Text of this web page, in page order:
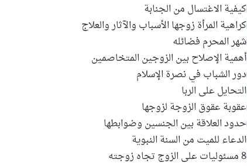
كيفية الاغتسال من الجنابة
كراهية المرأة زوجها الأسباب والآثار والعلاج
شهر المحرم فضائله
أهمية الإصلاح بين الزوجين المتخاصمين
دور الشباب في نصرة الإسلام
التحايل على الربا
عقوبة عقوق الزوجة لزوجها
حدود العلاقة بين الجنسين وضوابطها
الدعاء للميت من السنة النبوية
8 مسئوليات على الزوج تجاه زوجته